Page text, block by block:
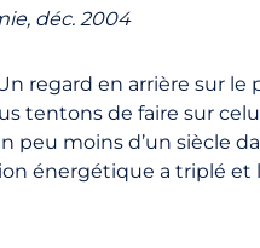
déc. 2004
regard en arrière sur le
tentons de faire sur
moins d’un siècle
énergétique a triplé et